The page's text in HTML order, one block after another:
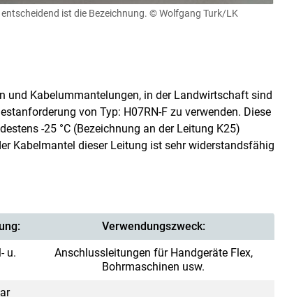
ist die Bezeichnung. © Wolfgang Turk/LK
und Kabelummantelungen, in der Landwirtschaft sind
von Typ: H07RN-F zu verwenden. Diese
-25 °C (Bezeichnung an der Leitung K25)
Kabelmantel dieser Leitung ist sehr widerstandsfähig
Verwendungszweck:
u.
Anschlussleitungen für Handgeräte Flex,
Bohrmaschinen usw.